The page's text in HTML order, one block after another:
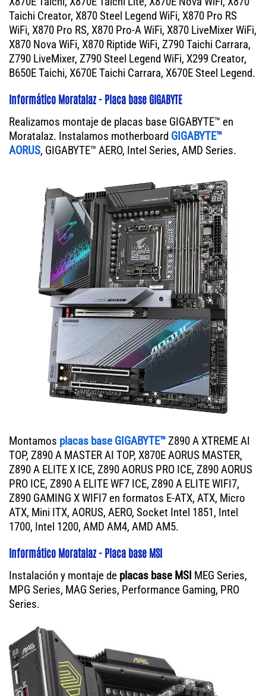
Taichi Creator, X870 Steel Legend WiFi, X870 Pro RS
WiFi, X870 Pro RS, X870 Pro-A WiFi, X870 LiveMixer WiFi,
X870 Nova WiFi, X870 Riptide WiFi, Z790 Taichi Carrara,
Z790 LiveMixer, Z790 Steel Legend WiFi, X299 Creator,
B650E Taichi, X670E Taichi Carrara, X670E Steel Legend.
Informático Moratalaz - Placa base GIGABYTE
Realizamos montaje de placas base GIGABYTE™ en
Moratalaz. Instalamos motherboard GIGABYTE™
AORUS, GIGABYTE™ AERO, Intel Series, AMD Series.
Montamos placas base GIGABYTE™Z890 A XTREME AI
TOP, Z890 A MASTER AI TOP, X870E AORUS MASTER,
Z890 A ELITE X ICE, Z890 AORUS PRO ICE, Z890 AORUS
PRO ICE, Z890 A ELITE WF7 ICE, Z890 A ELITE WIFI7,
Z890 GAMING X WIFI7 en formatos E-ATX, ATX, Micro
ATX, Mini ITX, AORUS, AERO, Socket Intel 1851, Intel
1700, Intel 1200, AMD AM4, AMD AM5.
Informático Moratalaz - Placa base MSI
Instalación y montaje de placas base MSI MEG Series,
MPG Series, MAG Series, Performance Gaming, PRO
Series.